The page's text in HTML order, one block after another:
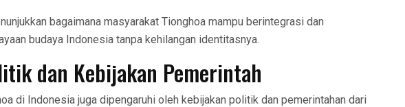
bagaimana masyarakat Tionghoa mampu berintegrasi dan
budaya Indonesia tanpa kehilangan identitasnya.
dan Kebijakan Pemerintah
di Indonesia juga dipengaruhi oleh kebijakan politik dan pemerintahan dari